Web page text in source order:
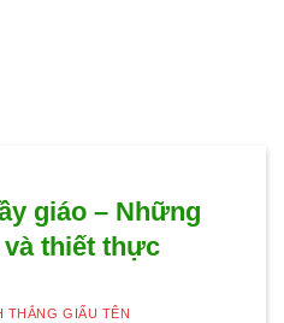
giáo – Những
thiết thực
THẮNG GIẤU TÊN